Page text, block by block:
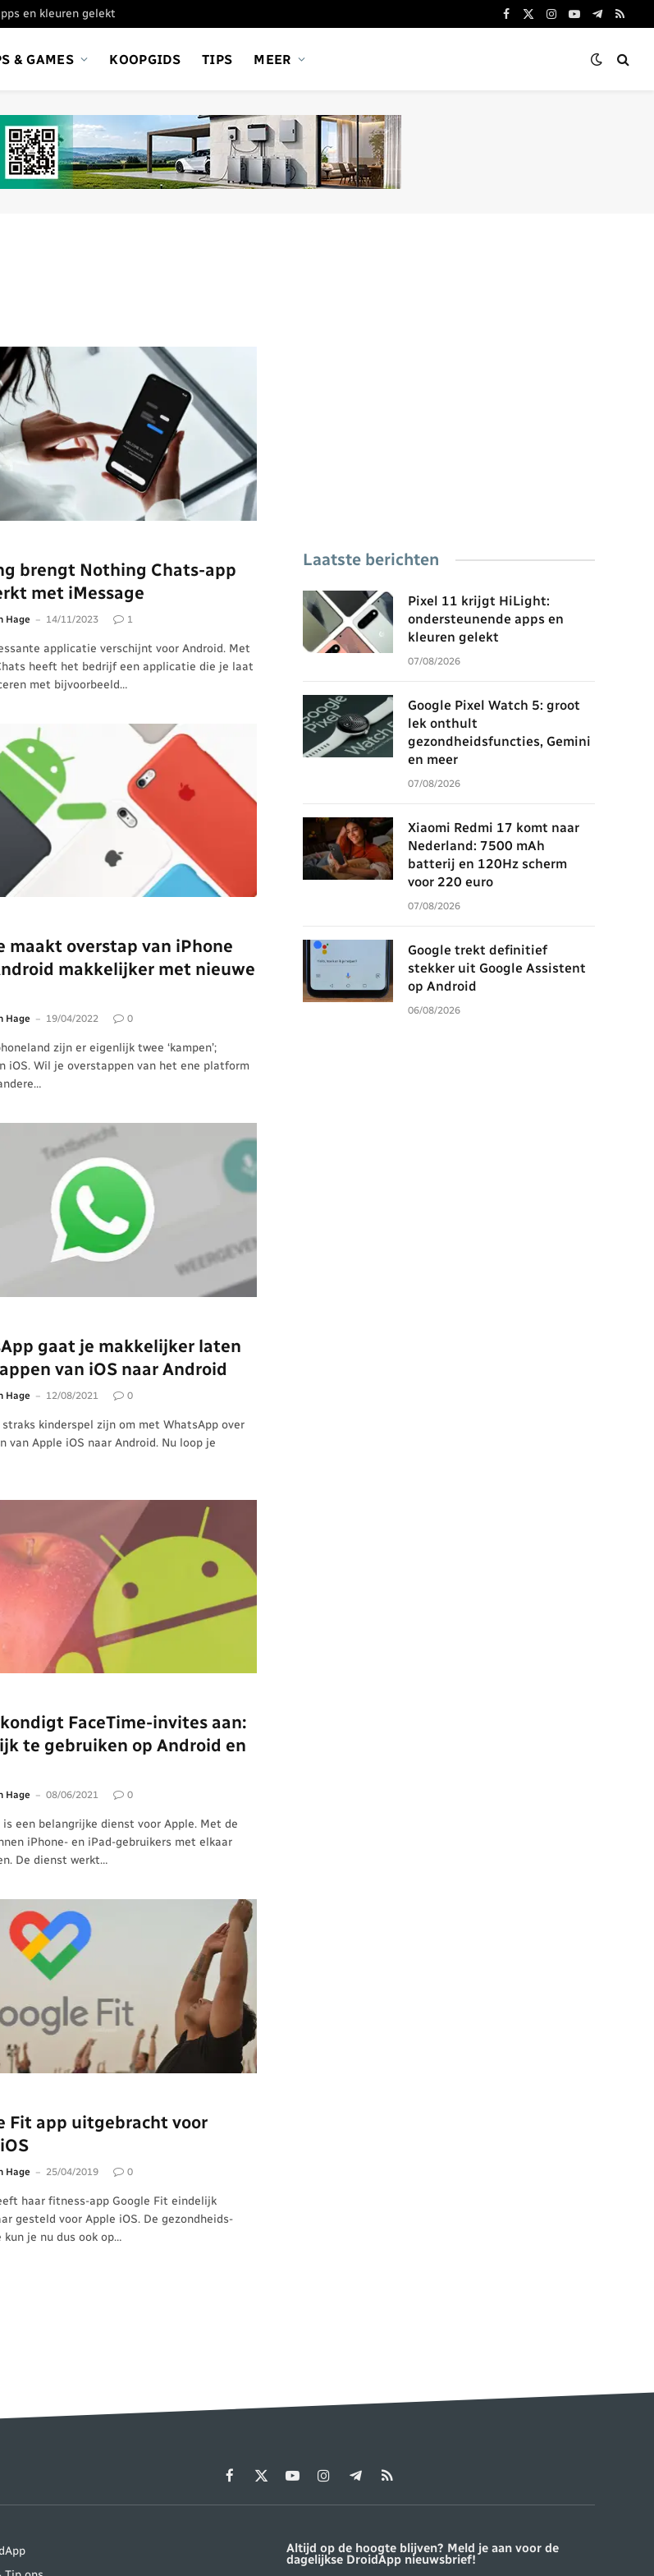
en kleuren gelekt
Facebook
X
Instagram
YouTube
Telegram
RSS
& GAMES KOOPGIDS TIPS MEER
brengt Nothing Chats-app
met iMessage
Hage 14/11/2023 1
applicatie verschijnt voor Android. Met
heeft het bedrijf een applicatie die je laat
met bijvoorbeeld…
maakt overstap van iPhone
makkelijker met nieuwe
Hage 19/04/2022 0
zijn er eigenlijk twee ‘kampen’;
iOS. Wil je overstappen van het ene platform
gaat je makkelijker laten
van iOS naar Android
Hage 12/08/2021 0
kinderspel zijn om met WhatsApp over
van Apple iOS naar Android. Nu loop je
FaceTime-invites aan:
te gebruiken op Android en
Hage 08/06/2021 0
is een belangrijke dienst voor Apple. Met de
iPhone- en iPad-gebruikers met elkaar
De dienst werkt…
Fit app uitgebracht voor
Hage 25/04/2019 0
haar fitness-app Google Fit eindelijk
gesteld voor Apple iOS. De gezondheids-
kun je nu dus ook op…
Laatste berichten
Pixel 11 krijgt HiLight:
ondersteunende apps en
kleuren gelekt
07/08/2026
Google Pixel Watch 5: groot
lek onthult
gezondheidsfuncties, Gemini
en meer
07/08/2026
Xiaomi Redmi 17 komt naar
Nederland: 7500 mAh
batterij en 120Hz scherm
voor 220 euro
07/08/2026
Google trekt definitief
stekker uit Google Assistent
op Android
06/08/2026
Facebook
X
YouTubeInstagramTelegram
RSS
Altijd op de hoogte blijven? Meld je aan voor de
dagelijkse DroidApp nieuwsbrief!